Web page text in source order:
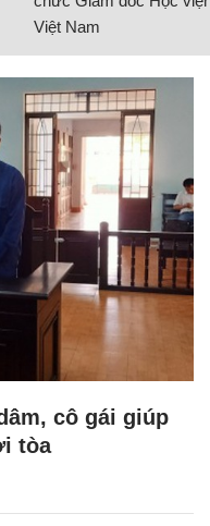
Việt Nam
cô gái giúp
tòa